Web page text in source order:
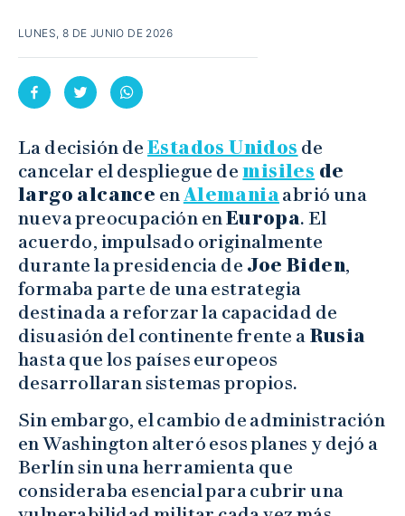
LUNES, 8 DE JUNIO DE 2026
La decisión de Estados Unidos de
cancelar el despliegue de misiles de
largo alcance enAlemaniaabrió una
nueva preocupación enEuropa. El
acuerdo, impulsado originalmente
durante la presidencia de Joe Biden,
formaba parte de una estrategia
destinada a reforzar la capacidad de
disuasión del continente frente a Rusia
hasta que los países europeos
desarrollaran sistemas propios.
Sin embargo, el cambio de administración
en Washington alteró esos planes y dejó a
Berlín sin una herramienta que
consideraba esencial para cubrir una